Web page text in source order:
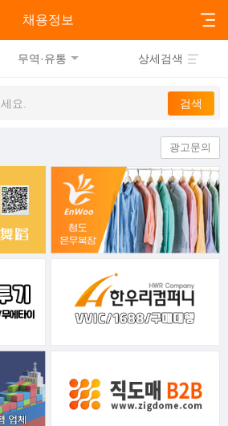
채용정보
무역·유통 상세검색
광고문의